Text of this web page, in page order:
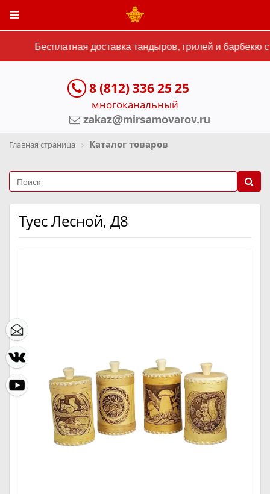
Бесплатная доставка тандыров, грилей и барбекю
8 (812) 336 25 25
многоканальный
zakaz@mirsamovarov.ru
Главная страница Каталог товаров
Туес Лесной, Д8